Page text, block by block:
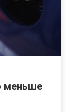
меньше